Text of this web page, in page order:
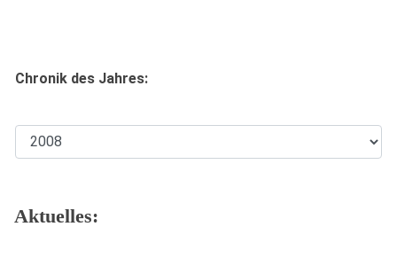
Chronik des Jahres:
Aktuelles: